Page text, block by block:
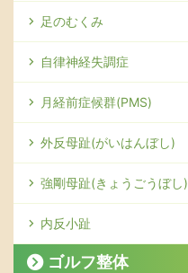
足のむくみ
自律神経失調症
月経前症候群(PMS)
外反母趾(がいはんぼし)
強剛母趾(きょうごうぼし)
内反小趾
ゴルフ整体